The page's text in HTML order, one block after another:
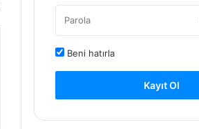
Beni hatırla
Kayıt Ol